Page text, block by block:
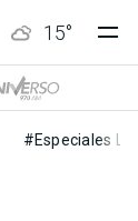
15°
#Especiales LN